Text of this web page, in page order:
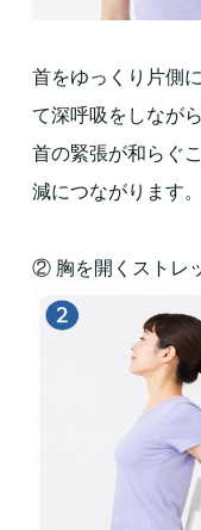
首をゆっくり片側
て深呼吸をしなが
首の緊張が和らぐ
減につながります。
② 胸を開くストレ